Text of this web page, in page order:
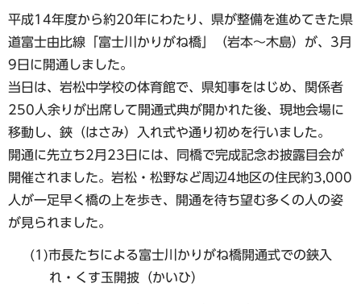
平成14年度から約20年にわたり、県が整備を進めてきた県
道富士由比線「富士川かりがね橋」（岩本～木島）が、3月
9日に開通しました。
当日は、岩松中学校の体育館で、県知事をはじめ、関係者
250人余りが出席して開通式典が開かれた後、現地会場に
移動し、鋏（はさみ）入れ式や通り初めを行いました。
開通に先立ち2月23日には、同橋で完成記念お披露目会が
開催されました。岩松・松野など周辺4地区の住民約3,000
人が一足早く橋の上を歩き、開通を待ち望む多くの人の姿
が見られました。
(1)市長たちによる富士川かりがね橋開通式での鋏入
れ・くす玉開披（かいひ）